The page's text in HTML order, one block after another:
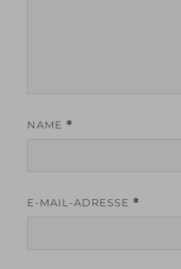
NAME *
E-MAIL-ADRESSE *